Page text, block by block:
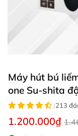
Máy hút bú
one Su-shita
|213
1.200.000₫